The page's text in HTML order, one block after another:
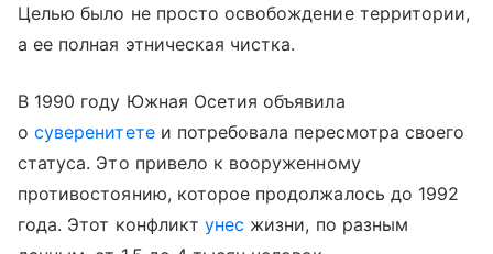
Целью было не просто освобождение территории,
а ее полная этническая чистка.
В 1990 году Южная Осетия объявила
осуверенитетеи потребовала пересмотра своего
статуса. Это привело к вооруженному
противостоянию, которое продолжалось до 1992
года. Этот конфликт унес жизни, по разным